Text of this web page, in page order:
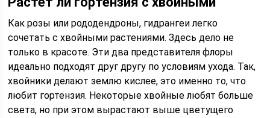
Как розы или рододендроны, гидрангеи легко
сочетать с хвойными растениями. Здесь дело не
только в красоте. Эти два представителя флоры
идеально подходят друг другу по условиям ухода. Так,
хвойники делают землю кислее, это именно то, что
любит гортензия. Некоторые хвойные любят больше
света, но при этом вырастают выше цветущего